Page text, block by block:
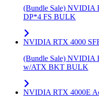
(Bundle Sale) NVIDIA
DP*4 FS BULK
NVIDIA RTX 4000
(Bundle Sale) NVIDIA
w/ATX BKT BULK
NVIDIA RTX 4000E